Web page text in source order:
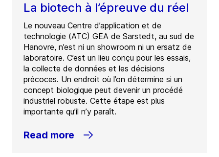
La biotech à l’épreuve du réel
Le nouveau Centre d’application et de
technologie (ATC) GEA de Sarstedt, au sud de
Hanovre, n’est ni un showroom ni un ersatz de
laboratoire. C’est un lieu conçu pour les essais,
la collecte de données et les décisions
précoces. Un endroit où l’on détermine si un
concept biologique peut devenir un procédé
industriel robuste. Cette étape est plus
importante qu’il n’y paraît.
Read more